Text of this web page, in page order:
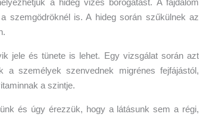
a hideg vizes borogatást. A fájdalom
szemgödröknél is. A hideg során szűkülnek az
jele és tünete is lehet. Egy vizsgálat során azt
a személyek szenvednek migrénes fejfájástól,
a szintje.
és úgy érezzük, hogy a látásunk sem a régi,